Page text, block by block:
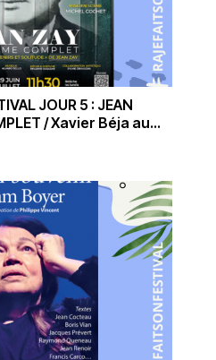
JOUR 5 : JEAN
/ Xavier Béja au...